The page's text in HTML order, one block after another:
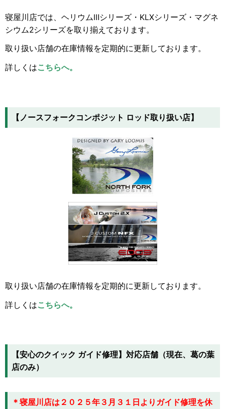
寝屋川店では、ヘリウムⅢシリーズ・KLXシリーズ・マグネ
シウム2シリーズを取り揃えております。
取り扱い店舗の在庫情報を定期的に更新しております。
詳しくはこちらへ。
【ノースフォークコンポジット ロッド取り扱い店】
取り扱い店舗の在庫情報を定期的に更新しております。
詳しくはこちらへ。
【安心のクイック ガイド修理】対応店舗（現在、葛の葉
店のみ）
＊寝屋川店は２０２５年３月３１日よりガイド修理を休